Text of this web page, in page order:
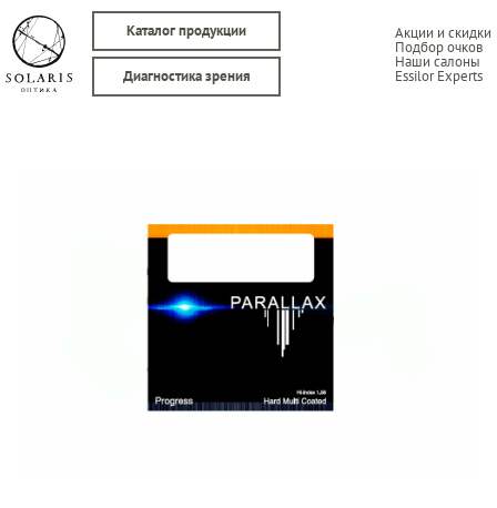
Каталог продукции Акции и скидки
Подбор очков
Наши салоны
Essilor Experts
Диагностика зрения